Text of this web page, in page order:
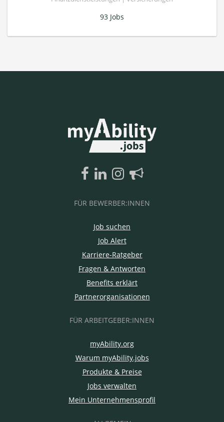
93 Jobs
FÜR BEWERBER:INNEN
Job suchen
Job Alert
Karriere-Ratgeber
Fragen & Antworten
Benefits erklärt
Partnerorganisationen
FÜR ARBEITGEBER:INNEN
myAbility.org
Warum myAbility.jobs
Produkte & Preise
Jobs verwalten
Mein Unternehmensprofil